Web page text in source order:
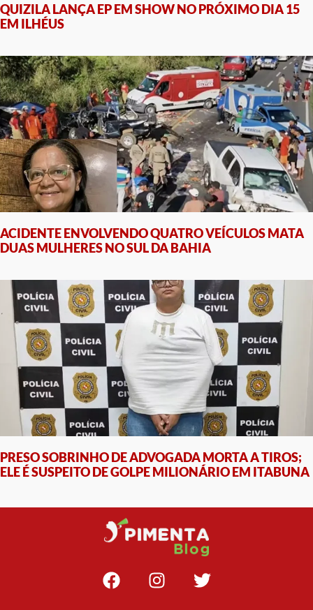
QUIZILA LANÇA EP EM SHOW NO PRÓXIMO DIA 15
EM ILHÉUS
ACIDENTE ENVOLVENDO QUATRO VEÍCULOS MATA
DUAS MULHERES NO SUL DA BAHIA
PRESO SOBRINHO DE ADVOGADA MORTA A TIROS;
ELE É SUSPEITO DE GOLPE MILIONÁRIO EM ITABUNA